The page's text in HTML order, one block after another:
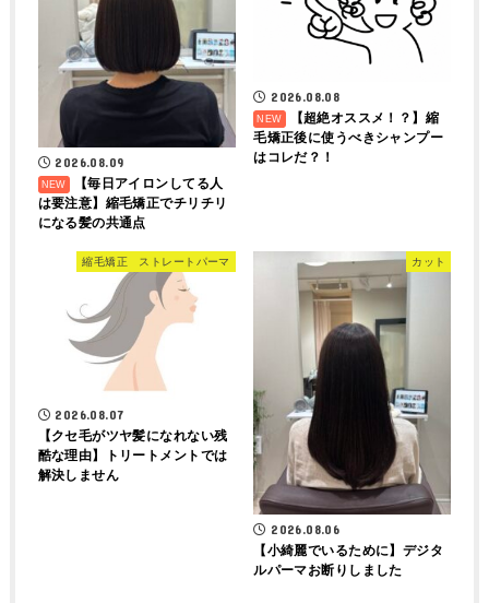
2026.08.09
【毎日アイロンしてる人
は要注意】縮毛矯正でチリチリ
になる髪の共通点
2026.08.08
【超絶オススメ！？】縮
毛矯正後に使うべきシャンプー
はコレだ？！
縮毛矯正 ストレートパーマ
2026.08.07
【クセ毛がツヤ髪になれない残
酷な理由】トリートメントでは
解決しません
カット
2026.08.06
【小綺麗でいるために】デジタ
ルパーマお断りしました